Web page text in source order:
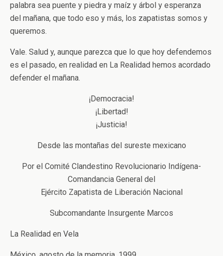
palabra sea puente y piedra y maíz y árbol y esperanza
del mañana, que todo eso y más, los zapatistas somos y
queremos.
Vale. Salud y, aunque parezca que lo que hoy defendemos
es el pasado, en realidad en La Realidad hemos acordado
defender el mañana.
¡Democracia!
¡Libertad!
¡Justicia!
Desde las montañas del sureste mexicano
Por el Comité Clandestino Revolucionario Indígena-
Comandancia General del
Ejército Zapatista de Liberación Nacional
Subcomandante Insurgente Marcos
La Realidad en Vela